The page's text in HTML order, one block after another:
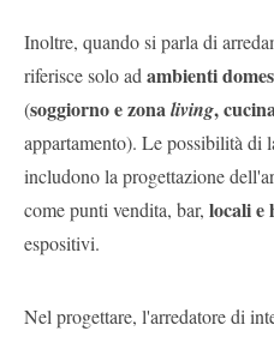
Inoltre, quando si parla di
riferisce solo ad ambienti
(soggiorno e zonaliving,
appartamento). Le possibilità di
includono la progettazione
come punti vendita, bar, locali e
espositivi.
Nel progettare, l'arredatore di